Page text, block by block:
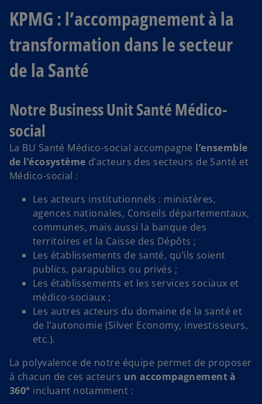
KPMG : l’accompagnement à la
transformation dans le secteur
de la Santé
Notre Business Unit Santé Médico-
social
La BU Santé Médico-social accompagne l’ensemble
de l’écosystème d’acteurs des secteurs de Santé et
Médico-social :
Les acteurs institutionnels : ministères,
agences nationales, Conseils départementaux,
communes, mais aussi la banque des
territoires et la Caisse des Dépôts ;
Les établissements de santé, qu’ils soient
publics, parapublics ou privés ;
Les établissements et les services sociaux et
médico-sociaux ;
Les autres acteurs du domaine de la santé et
de l’autonomie (Silver Economy, investisseurs,
etc.).
La polyvalence de notre équipe permet de proposer
à chacun de ces acteurs un accompagnement à
360° incluant notamment :